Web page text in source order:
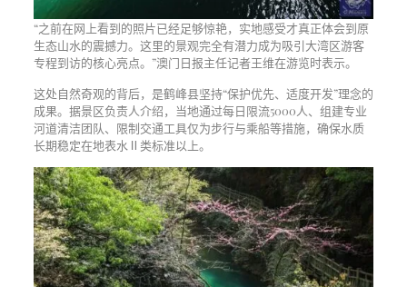
“之前在网上看到的照片已经足够惊艳，实地感受才真正体会到原
生态山水的震撼力。这里的景观完全有潜力成为吸引大湾区游客
专程到访的核心亮点。”澳门日报主任记者王维在游览时表示。
这处自然奇观的背后，是鹤峰县坚持“保护优先、适度开发”理念的
成果。据景区负责人介绍，当地通过每日限流5000人、组建专业
河道清洁团队、限制交通工具仅为步行与乘船等措施，确保水质
长期稳定在地表水Ⅱ类标准以上。